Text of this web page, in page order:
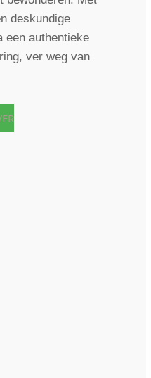
deskundige
een authentieke
ver weg van